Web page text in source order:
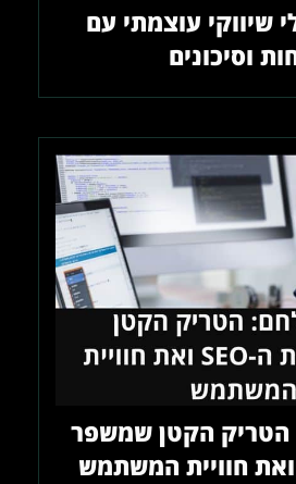
שיווקי עוצמתי עם
וסיכונים
הטריק הקטן שמשפר